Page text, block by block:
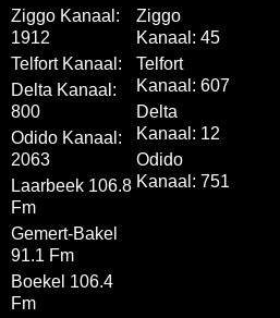
Ziggo Kanaal:
1912
Telfort Kanaal:
Delta Kanaal:
800
Odido Kanaal:
2063
Laarbeek 106.8
Fm
Gemert-Bakel
91.1 Fm
Boekel 106.4
Fm
Ziggo
Kanaal: 45
Telfort
Kanaal: 607
Delta
Kanaal: 12
Odido
Kanaal: 751